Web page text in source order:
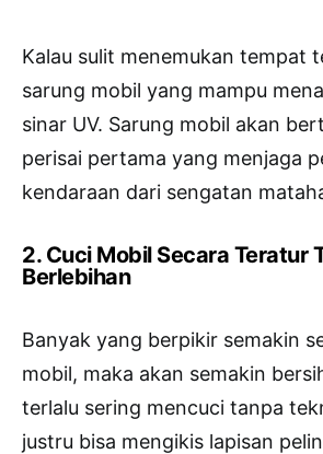
Kalau sulit menemukan tempat
sarung mobil yang mampu
sinar UV. Sarung mobil akan
perisai pertama yang menjaga
kendaraan dari sengatan
2. Cuci Mobil Secara Teratur
Berlebihan
Banyak yang berpikir semakin
mobil, maka akan semakin
terlalu sering mencuci tanpa
justru bisa mengikis lapisan